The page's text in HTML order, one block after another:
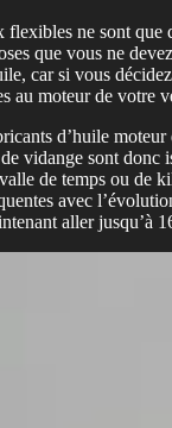
ne sont que
que vous ne
car si vous
au moteur de votre
d’huile
vidange sont donc
de temps ou de
avec
aller jusqu’à